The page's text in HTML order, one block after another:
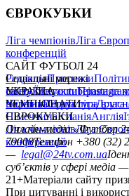
ЄВРОКУБКИ
Ліга чемпіонівЛіга
конференцій
САЙТ ФУТБОЛ 24
РедакціяПрогнози
сайтуКонтактиПравила
політикаСтруктура
Соціальні мережі
facebookxyoutube
УКРАЇНА
УкраїнаПерша лігаДруга
ЧЕМПІОНАТИ
НімеччинаІспаніяАнглія
ЄВРОКУБКИ
Ліга чемпіонівЛіга
конференцій
Онлайн-медіа «Футбол
79008Телефон +380 (32)
— legal@24tv.com.ua
суб’єктів у сфері медіа
21+Матеріали сайту
При цитуванні і